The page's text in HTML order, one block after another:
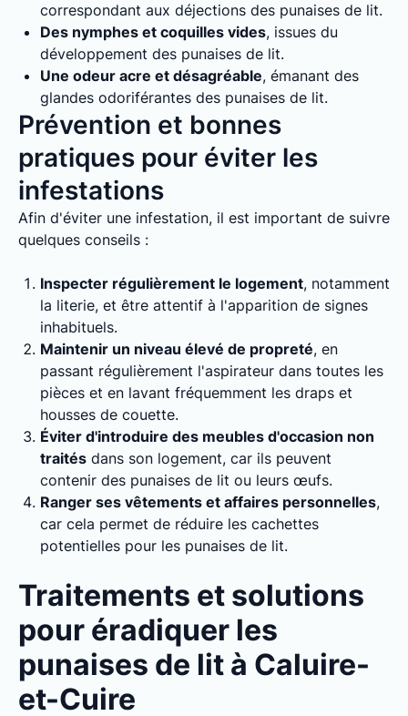
correspondant aux déjections des punaises de lit.
Des nymphes et coquilles vides, issues du
développement des punaises de lit.
Une odeur acre et désagréable, émanant des
glandes odoriférantes des punaises de lit.
Prévention et bonnes
pratiques pour éviter les
infestations
Afin d'éviter une infestation, il est important de suivre
quelques conseils :
Inspecter régulièrement le logement, notamment
la literie, et être attentif à l'apparition de signes
inhabituels.
Maintenir un niveau élevé de propreté, en
passant régulièrement l'aspirateur dans toutes les
pièces et en lavant fréquemment les draps et
housses de couette.
Éviter d'introduire des meubles d'occasion non
traités dans son logement, car ils peuvent
contenir des punaises de lit ou leurs œufs.
Ranger ses vêtements et affaires personnelles,
car cela permet de réduire les cachettes
potentielles pour les punaises de lit.
Traitements et solutions
pour éradiquer les
punaises de lit à Caluire-
et-Cuire